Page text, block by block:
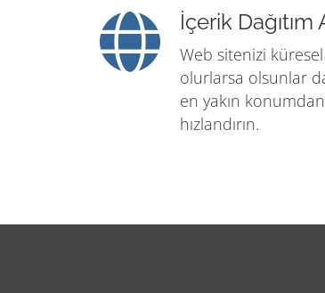
İçerik Dağıtım
Web sitenizi
olurlarsa olsunlar
en yakın
hızlandırın.